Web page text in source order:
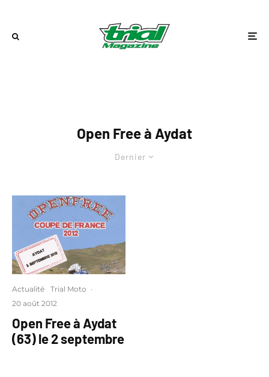
Open Free à Aydat
Dernier
Actualité Trial Moto ·
20 août 2012
Open Free à Aydat
(63) le 2 septembre